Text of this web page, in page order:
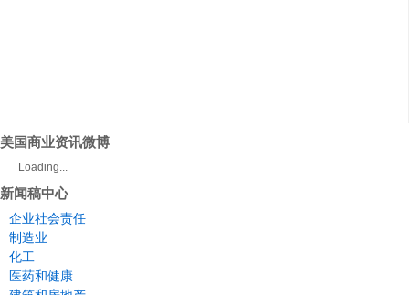
美国商业资讯微博
Loading...
新闻稿中心
企业社会责任
制造业
化工
医药和健康